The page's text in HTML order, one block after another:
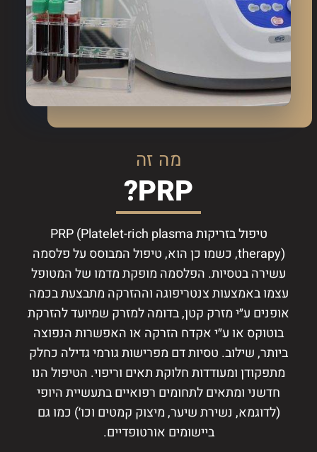
מה זה
PRP?
טיפול בזריקות PRP (Platelet-rich plasma
therapy), כשמו כן הוא, טיפול המבוסס על פלסמה
עשירה בטסיות. הפלסמה מופקת מדמו של המטופל
עצמו באמצעות צנטריפוגה וההזרקה מתבצעת בכמה
אופנים ע״י מזרק קטן, בדומה למזרק שמיועד להזרקת
בוטוקס או ע״י אקדח הזרקה או האפשרות הנפוצה
ביותר, שילוב. טסיות דם מפרישות גורמי גדילה כחלק
מתפקודן ומעודדות חלוקת תאים וריפוי. הטיפול הנו
חדשני ומתאים לתחומים רפואיים בתעשיית היופי
(לדוגמא, נשירת שיער, מיצוק קמטים וכו׳) כמו גם
ביישומים אורטופדיים.